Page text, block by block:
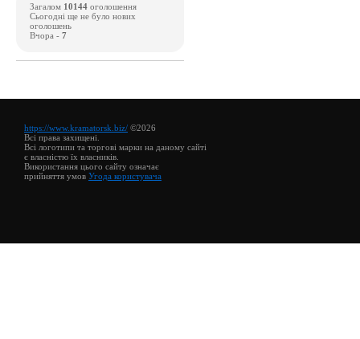
Загалом 10144 оголошення
Сьогодні ще не було нових
оголошень
Вчора - 7
https://www.kramatorsk.biz/ ©2026
Всі права захищені.
Всі логотипи та торгові марки на даному сайті
є власністю їх власників.
Використання цього сайту означає
прийняття умов Угода користувача